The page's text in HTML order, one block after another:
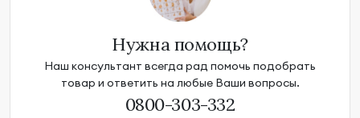
Нужна помощь?
Наш консультант всегда рад помочь подобрать
товар и ответить на любые Ваши вопросы.
0800-303-332